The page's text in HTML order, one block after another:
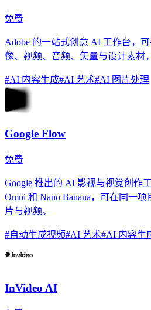
免费
Adobe 的一站式创意 AI 工作台，
像、视频、音频、矢量与设计素材
#AI 内容生成#AI 艺术#AI 图片处理
Google Flow
免费
Google 推出的 AI 影视与视觉创作
Omni 和 Nano Banana，可在同一
片与视频。
#自动生成视频#AI 艺术#AI 内容生
InVideo AI